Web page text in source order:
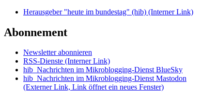
Herausgeber "heute im bundestag" (hib) (Interner Link)
Abonnement
Newsletter abonnieren
RSS-Dienste (Interner Link)
hib_Nachrichten im Mikroblogging-Dienst BlueSky
hib_Nachrichten im Mikroblogging-Dienst Mastodon
(Externer Link, Link öffnet ein neues Fenster)